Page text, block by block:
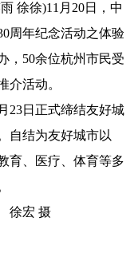
徐徐)11月20日，中
周年纪念活动之体验
，50余位杭州市民受
介活动。
日正式缔结友好城
自结为友好城市以
育、医疗、体育等多